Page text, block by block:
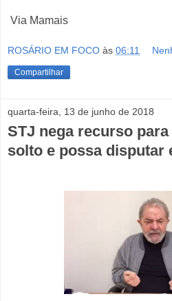
Via Mamais
ROSÁRIO EM FOCO às 06:11
Compartilhar
quarta-feira, 13 de junho de 2018
STJ nega recurso
solto e possa disputar